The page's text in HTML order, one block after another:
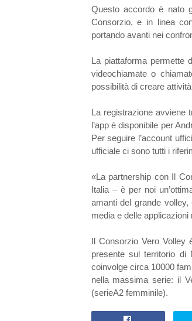
Questo accordo è nato
Consorzio, e in linea
portando avanti nei
La piattaforma permette
videochiamate o
possibilità di creare
La registrazione avviene
l’app è disponibile per
Per seguire l’account
ufficiale ci sono tutti i
«La partnership con Il
Italia – è per noi
amanti del grande
media e delle applicazioni
Il Consorzio Vero Volley
presente sul territorio di
coinvolge circa 10000
nella massima serie: il
(serieA2 femminile).